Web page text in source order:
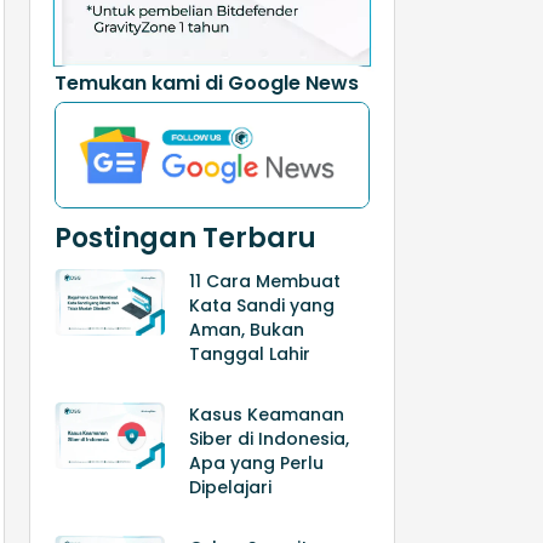
Temukan kami di Google News
Postingan Terbaru
11 Cara Membuat
Kata Sandi yang
Aman, Bukan
Tanggal Lahir
Kasus Keamanan
Siber di Indonesia,
Apa yang Perlu
Dipelajari